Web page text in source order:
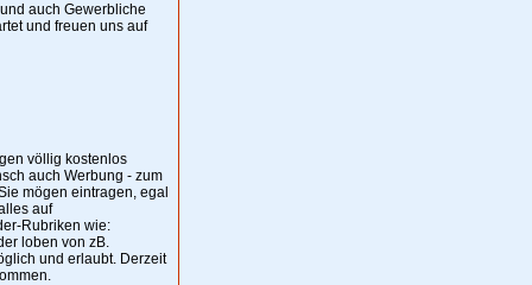
auch Gewerbliche
und freuen uns auf
völlig kostenlos
auch Werbung - zum
mögen eintragen, egal
auf
Rubriken wie:
loben von zB.
und erlaubt. Derzeit